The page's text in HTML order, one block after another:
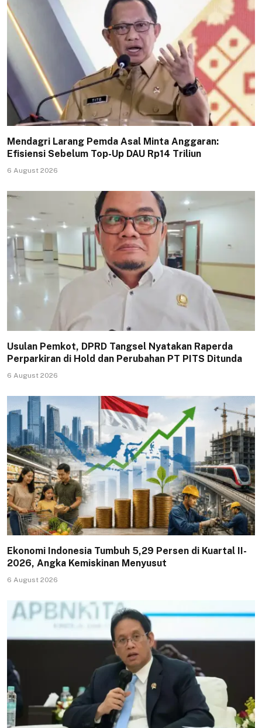
Mendagri Larang Pemda Asal Minta Anggaran:
Efisiensi Sebelum Top-Up DAU Rp14 Triliun
6 August 2026
Usulan Pemkot, DPRD Tangsel Nyatakan Raperda
Perparkiran di Hold dan Perubahan PT PITS Ditunda
6 August 2026
Ekonomi Indonesia Tumbuh 5,29 Persen di Kuartal II-
2026, Angka Kemiskinan Menyusut
6 August 2026